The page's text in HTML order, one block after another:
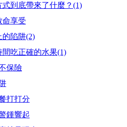
式到底帶來了什麼？(1)
命享受
陷阱(2)
吃正確的水果(1)
保險
打打分
鍾響起